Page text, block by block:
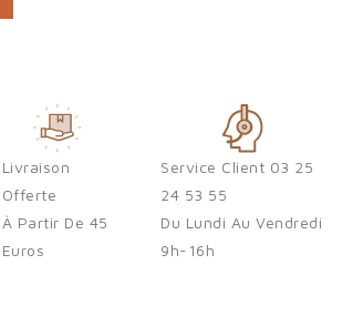
Livraison
Offerte
À Partir De 45
Euros
Service Client 03 25
24 53 55
Du Lundi Au Vendredi
9h-16h